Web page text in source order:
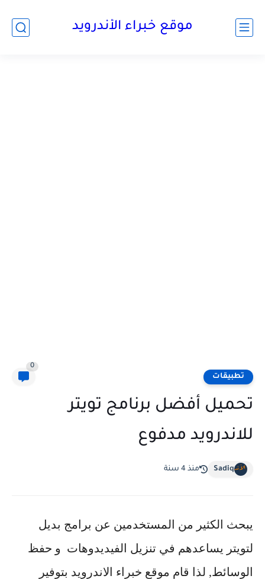
موقع خبراء الأندرويد
تطبيقات
0
تحميل أفضل برنامج تويتر
للاندرويد مدفوع
Sadiq منذ 4 سنة
يبحث الكثير من المستخدمين عن برامج بديل
لتويتر يساعدهم في تنزيل الفيديدوهات و حفظ
الوسائط, لذا قام موقع خبراء الاندرويد بتوفير